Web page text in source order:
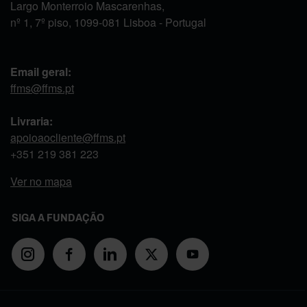
Largo Monterroio Mascarenhas,
nº 1, 7º piso, 1099-081 Lisboa - Portugal
Email geral:
ffms@ffms.pt
Livraria:
apoioaocliente@ffms.pt
+351 219 381 223
Ver no mapa
SIGA A FUNDAÇÃO